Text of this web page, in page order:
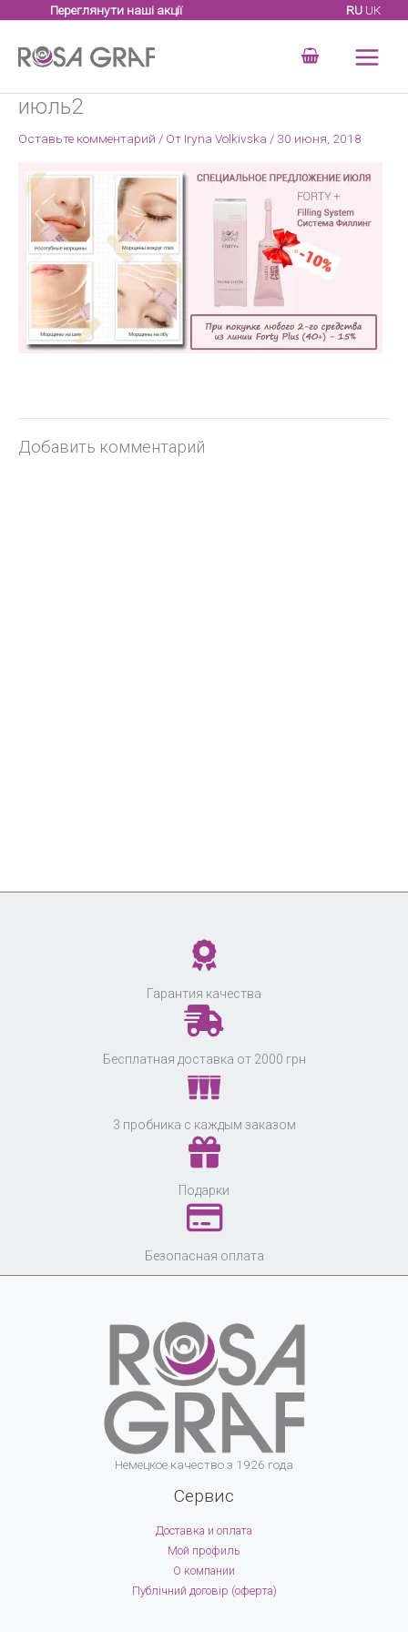
содержимому
Переглянути наші акції RU UK
июль2
Оставьте комментарий / От Iryna Volkivska / 30 июня, 2018
Добавить комментарий
Гарантия качества
Бесплатная доставка от 2000 грн
3 пробника с каждым заказом
Подарки
Безопасная оплата
Немецкое качество з 1926 года
Сервис
Доставка и оплата
Мой профиль
О компании
Публічний договір (оферта)